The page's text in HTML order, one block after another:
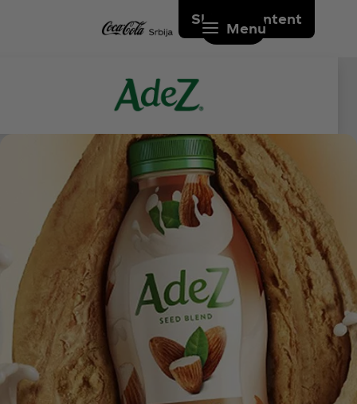
Skip to content
Menu